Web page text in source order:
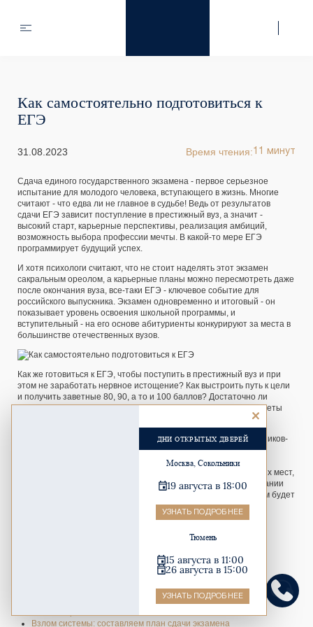
Как самостоятельно подготовиться к
ЕГЭ
31.08.2023 Время чтения:11 минут
Сдача единого государственного экзамена - первое серьезное
испытание для молодого человека, вступающего в жизнь. Многие
считают - что едва ли не главное в судьбе! Ведь от результатов
сдачи ЕГЭ зависит поступление в престижный вуз, а значит -
высокий старт, карьерные перспективы, реализация амбиций,
возможность выбора профессии мечты. В какой-то мере ЕГЭ
программирует будущий успех.
И хотя психологи считают, что не стоит наделять этот экзамен
сакральным ореолом, а карьерные планы можно пересмотреть даже
после окончания вуза, все-таки ЕГЭ - ключевое событие для
российского выпускника. Экзамен одновременно и итоговый - он
показывает уровень освоения школьной программы, и
вступительный - на его основе абитуриенты конкурируют за места в
большинстве отечественных вузов.
Как же готовиться к ЕГЭ, чтобы поступить в престижный вуз и при
этом не заработать нервное истощение? Как выстроить путь к цели
и получить заветные 80, 90, а то и 100 баллов? Достаточно ли
просто обглодать гранит науки, или есть какие-то особые секреты
Мы проанализировали советы экспертов, психологов, выпускников-
стобалльников и собрали топ рекомендаций по штурму ЕГЭ.
Поговорим о целях, планировании, выборе материалов для
подготовки, грамотном распределении сил, проработке слабых мест,
тренировках, промежуточном анализе результатов, выстраивании
стратегии сдачи, психологических техниках. И о том, зачем вам будет
Какие материалы использовать, чтобы подготовиться к ЕГЭ
А еще вам помогут психологические техники
Взлом системы: составляем план сдачи экзамена
ДНИ ОТКРЫТЫХ ДВЕРЕЙ
Москва, Сокольники
19 августа в 18:00
УЗНАТЬ ПОДРОБНЕЕ
Тюмень
15 августа в 11:00
26 августа в 15:00
УЗНАТЬ ПОДРОБНЕЕ